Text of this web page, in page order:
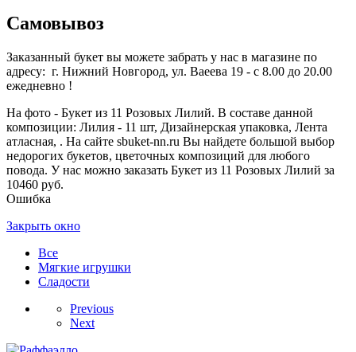
Самовывоз
Заказанный букет вы можете забрать у нас в магазине по
адресу: г. Нижний Новгород, ул. Ваеева 19 - с 8.00 до 20.00
ежедневно !
На фото - Букет из 11 Розовых Лилий. В составе данной
композиции: Лилия - 11 шт, Дизайнерская упаковка, Лента
атласная, . На сайте sbuket-nn.ru Вы найдете большой выбор
недорогих букетов, цветочных композиций для любого
повода. У нас можно заказать Букет из 11 Розовых Лилий за
10460 руб.
Ошибка
Закрыть окно
Все
Мягкие игрушки
Сладости
Previous
Next